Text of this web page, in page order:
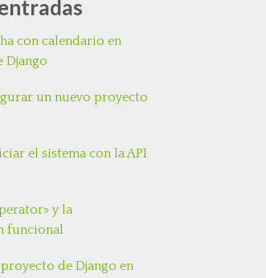
con calendario en
Django
un nuevo proyecto
el sistema con la API
y la
funcional
de Django en